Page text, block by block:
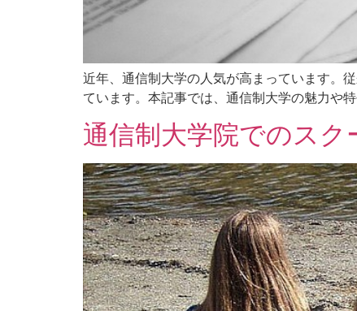
近年、通信制大学の人気が高まっています。
ています。本記事では、通信制大学の魅力や
通信制大学院でのス